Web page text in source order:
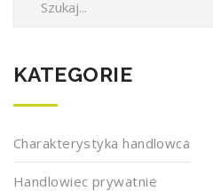
KATEGORIE
Charakterystyka handlowca
Handlowiec prywatnie